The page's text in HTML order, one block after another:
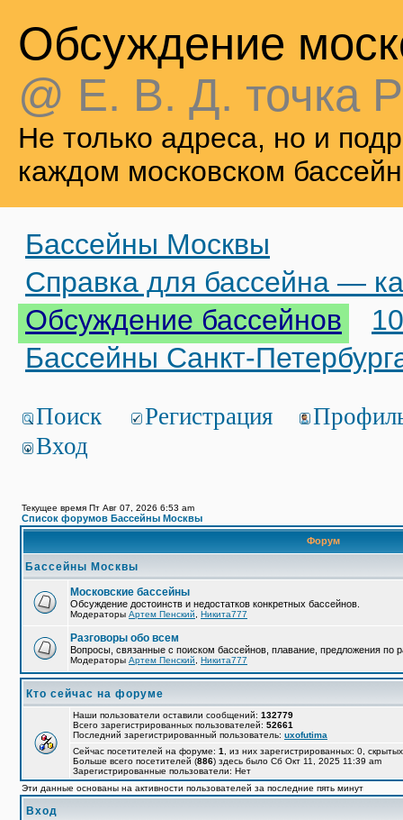
Обсуждение
@ Е. В. Д. точка
Не только адреса, но и
каждом московском
Бассейны Москвы
Справка для бассейна —
Обсуждение бассейнов
Бассейны Санкт-
Поиск Регистрация
Вход
Текущее время Пт Авг 07, 2026 6:53 am
Список форумов Бассейны Москвы
Форум
Бассейны Москвы
Московские бассейны
Обсуждение достоинств и недостатков конкретных бассейнов.
Модераторы Артем Пенский Никита777
Разговоры обо всем
Вопросы, связанные с поиском бассейнов, плавание, предложения по
Модераторы Артем Пенский Никита777
Кто сейчас на форуме
Наши пользователи оставили сообщений: 132779
Всего зарегистрированных пользователей: 52661
Последний зарегистрированный пользователь: uxofutima
Сейчас посетителей на форуме: 1
, из них зарегистрированных: 0,
Больше всего посетителей (886) здесь было Сб Окт 11, 2025 11:39 am
Зарегистрированные пользователи: Нет
Эти данные основаны на активности пользователей за последние пять минут
Вход